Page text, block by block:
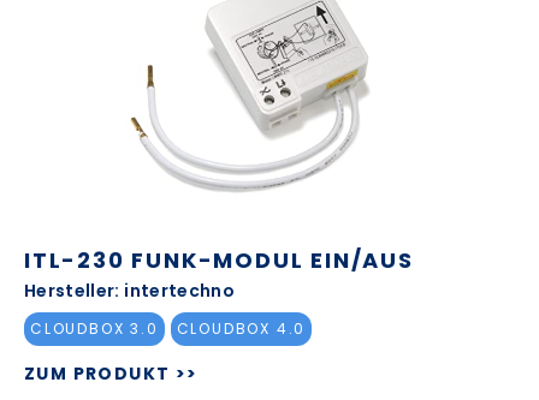
ITL-230 FUNK-MODUL EIN/AUS
Hersteller: intertechno
CLOUDBOX 3.0 CLOUDBOX 4.0
ZUM PRODUKT >>